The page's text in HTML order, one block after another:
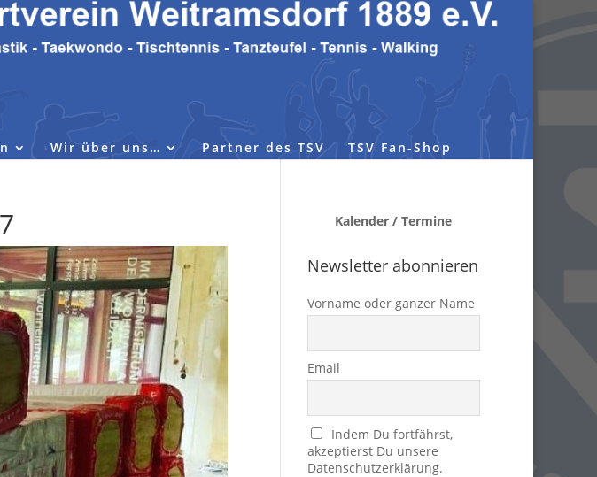
Wir über uns… Partner des TSV TSV Fan-Shop
Kalender / Termine
Newsletter abonnieren
Vorname oder ganzer Name
Email
Indem Du fortfährst,
akzeptierst Du unsere
Datenschutzerklärung.